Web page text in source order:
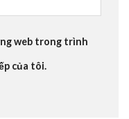
web trong trình
của tôi.